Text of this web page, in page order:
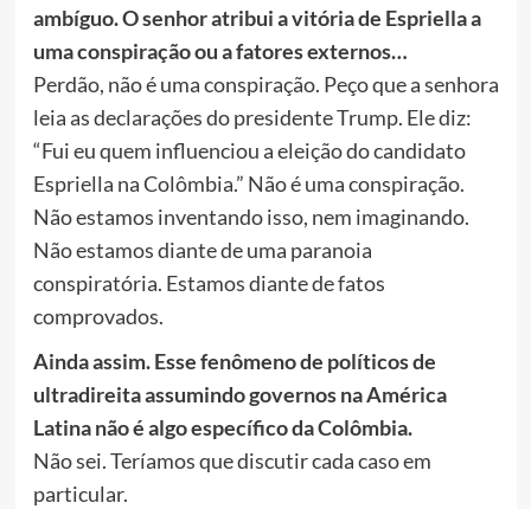
ambíguo. O senhor atribui a vitória de Espriella a
uma conspiração ou a fatores externos…
Perdão, não é uma conspiração. Peço que a senhora
leia as declarações do presidente Trump. Ele diz:
“Fui eu quem influenciou a eleição do candidato
Espriella na Colômbia.” Não é uma conspiração.
Não estamos inventando isso, nem imaginando.
Não estamos diante de uma paranoia
conspiratória. Estamos diante de fatos
comprovados.
Ainda assim. Esse fenômeno de políticos de
ultradireita assumindo governos na América
Latina não é algo específico da Colômbia.
Não sei. Teríamos que discutir cada caso em
particular.